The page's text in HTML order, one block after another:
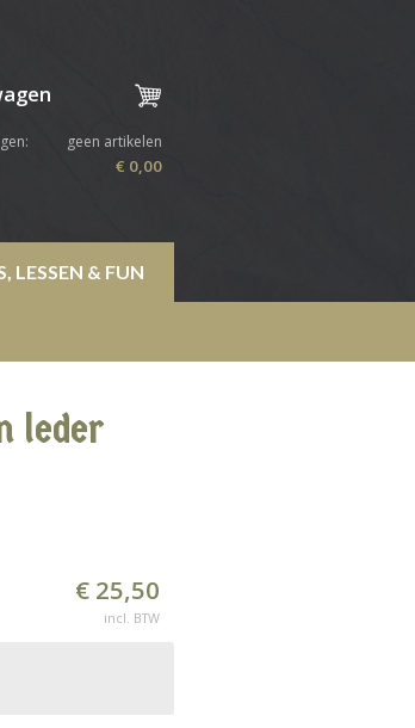
geen artikelen
€ 0,00
LESSEN & FUN
leder
€ 25,50
incl. BTW